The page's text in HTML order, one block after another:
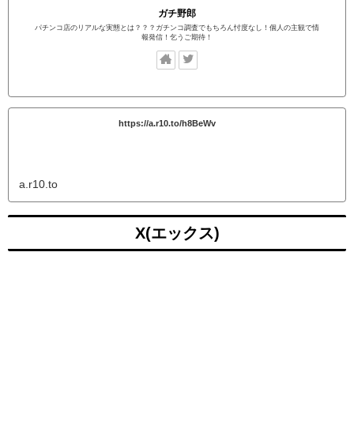
ガチ野郎
パチンコ店のリアルな実態とは？？？ガチンコ調査でもちろん忖度なし！個人の主観で情
報発信！乞うご期待！
https://a.r10.to/h8BeWv
a.r10.to
X(エックス)